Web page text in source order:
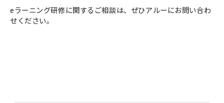
eラーニング研修に関するご相談は、ぜひアルーにお問い合わ
せください。